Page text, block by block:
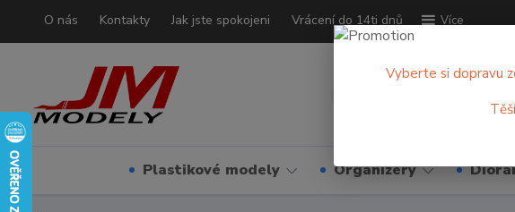
O nás Kontakty Jak jste spokojeni Vrácení do 14ti dnů Více
Plastikové modely Organizéry
Vyberte si dopravu